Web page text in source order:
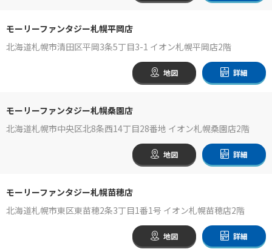
モーリーファンタジー札幌平岡店
北海道札幌市清田区平岡3条5丁目3-1 イオン札幌平岡店2階
地図 詳細
モーリーファンタジー札幌桑園店
北海道札幌市中央区北8条西14丁目28番地 イオン札幌桑園店2階
地図 詳細
モーリーファンタジー札幌苗穂店
北海道札幌市東区東苗穂2条3丁目1番1号 イオン札幌苗穂店2階
地図 詳細